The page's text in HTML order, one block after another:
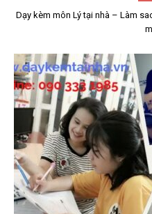
Dạy kèm môn Lý tại nhà – Làm